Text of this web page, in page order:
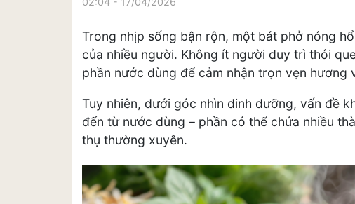
Trong nhịp sống bận rộn, một bát phở nóng
của nhiều người. Không ít người duy trì thói
phần nước dùng để cảm nhận trọn vẹn hương
Tuy nhiên, dưới góc nhìn dinh dưỡng, vấn đề
đến từ nước dùng – phần có thể chứa nhiều
thụ thường xuyên.